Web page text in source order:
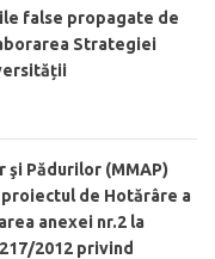
false propagate de
Strategiei
Pădurilor (MMAP)
de Hotărâre a
anexei nr.2 la
2012 privind